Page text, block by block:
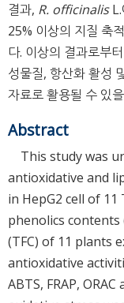
결과, R. officinalisL.
25% 이상의 지질 축
다. 이상의 결과로부
성물질, 항산화 활성
자료로 활용될 수 있
Abstract
This study was
antioxidative and
in HepG2 cell of
phenolics
(TFC) of 11 plants
antioxidative
ABTS, FRAP,